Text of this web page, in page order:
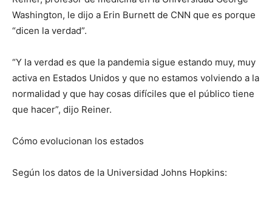
Washington, le dijo a Erin Burnett de CNN que es porque
“dicen la verdad”.
“Y la verdad es que la pandemia sigue estando muy, muy
activa en Estados Unidos y que no estamos volviendo a la
normalidad y que hay cosas difíciles que el público tiene
que hacer”, dijo Reiner.
Cómo evolucionan los estados
Según los datos de la Universidad Johns Hopkins: